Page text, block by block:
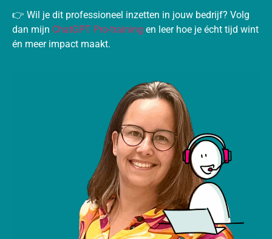
👉 Wil je dit professioneel inzetten in jouw bedrijf? Volg
dan mijn ChatGPT Pro-training en leer hoe je écht tijd wint
én meer impact maakt.